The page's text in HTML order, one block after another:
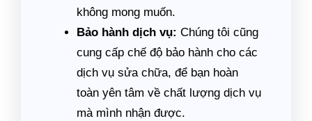
không mong muốn.
Bảo hành dịch vụ: Chúng tôi cũng
cung cấp chế độ bảo hành cho các
dịch vụ sửa chữa, để bạn hoàn
toàn yên tâm về chất lượng dịch vụ
mà mình nhận được.